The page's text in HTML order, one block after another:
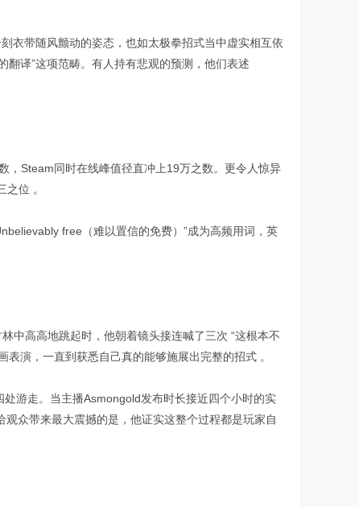
衣带随风颤动的姿态，也如太极拳招式当中虚实相互依
译”这项范畴。有人持有悲观的预测，他们表述
，Steam同时在线峰值径直冲上19万之数。更令人惊异
位 。
free（难以置信的免费）”成为高频用词，英
中高高地跳起时，他朝着镜头接连喊了三次 “这根本不
演，一直到获悉自己真的能够施展出完整的招式 。
游走。当主播Asmongold发布时长接近四个小时的实
众带来最大震撼的是，他证实这整个过程都是玩家自